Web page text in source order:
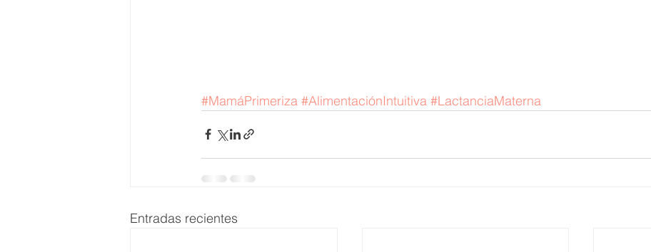
#MamáPrimeriza #AlimentaciónIntuitiva #LactanciaMaterna
Entradas recientes